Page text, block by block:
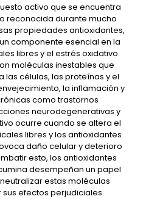
activo que se encuentra
reconocida durante mucho
propiedades antioxidantes,
componente esencial en la
libres y el estrés oxidativo.
moléculas inestables que
las células, las proteínas y el
la inflamación y
como trastornos
neurodegenerativas y
ocurre cuando se altera el
libres y los antioxidantes
daño celular y deterioro
esto, los antioxidantes
desempeñan un papel
estas moléculas
efectos perjudiciales.